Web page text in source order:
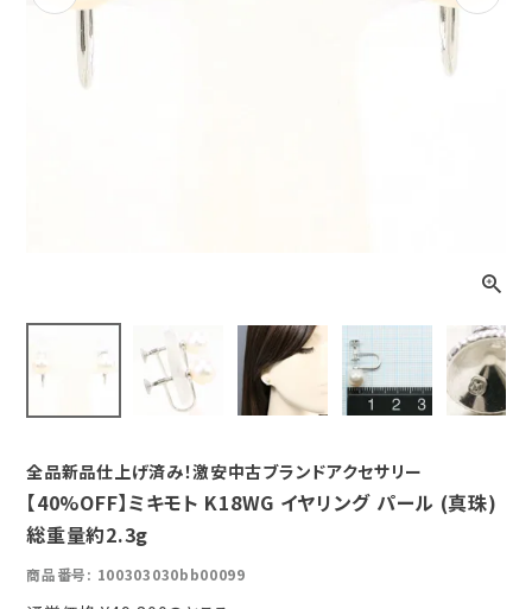
Previous Next
全品新品仕上げ済み！激安中古ブランドアクセサリー
【40%OFF】ミキモト K18WG イヤリング パール (真珠)
総重量約2.3g
商品番号 100303030bb00099